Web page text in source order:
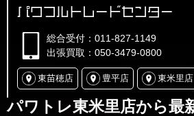
パワフルトレードセンター
総合受付：011-827-1149
出張買取：050-3479-0800
東苗穂店 豊平店 東米里店
パワトレ東米里店から最